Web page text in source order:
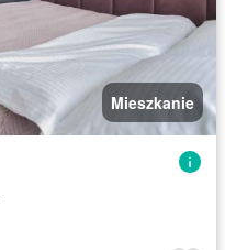
Mieszkanie